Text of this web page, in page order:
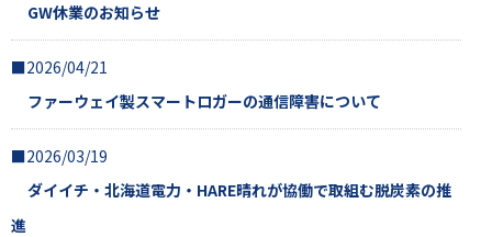
GW休業のお知らせ
■2026/04/21
ファーウェイ製スマートロガーの通信障害について
■2026/03/19
ダイイチ・北海道電力・HARE晴れが協働で取組む脱炭素の推
進